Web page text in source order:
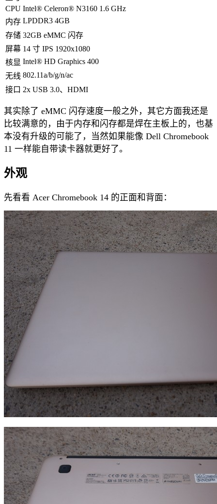
CPU Intel® Celeron® N3160 1.6 GHz
内存 LPDDR3 4GB
存储 32GB eMMC 闪存
屏幕 14 寸 IPS 1920x1080
核显 Intel® HD Graphics 400
无线 802.11a/b/g/n/ac
接口 2x USB 3.0、HDMI
其实除了 eMMC 闪存速度一般之外，其它方面我还是
比较满意的，由于内存和闪存都是焊在主板上的，也基
本没有升级的可能了，当然如果能像 Dell Chromebook
11 一样能自带读卡器就更好了。
外观
先看看 Acer Chromebook 14 的正面和背面：